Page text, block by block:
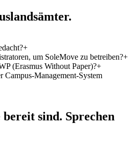
+
um SoleMove zu betreiben?+
(Erasmus Without Paper)?+
Campus-Management-System
sind. Sprechen